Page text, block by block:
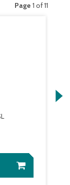
Page 1 of 11